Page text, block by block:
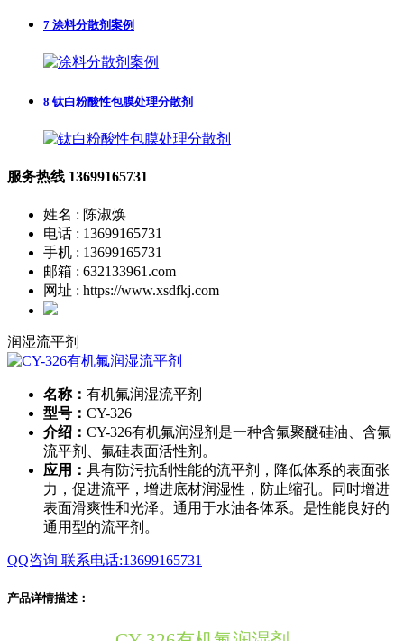
7 涂料分散剂案例
8 钛白粉酸性包膜处理分散剂
服务热线 13699165731
姓名 : 陈淑焕
电话 : 13699165731
手机 : 13699165731
邮箱 : 632133961.com
网址 : https://www.xsdfkj.com
润湿流平剂
名称： 有机氟润湿流平剂
型号： CY-326
介绍： CY-326有机氟润湿剂是一种含氟聚醚硅油、含氟
流平剂、氟硅表面活性剂。
应用： 具有防污抗刮性能的流平剂，降低体系的表面张
力，促进流平，增进底材润湿性，防止缩孔。同时增进
表面滑爽性和光泽。通用于水油各体系。是性能良好的
通用型的流平剂。
QQ咨询 联系电话:13699165731
产品详情描述：